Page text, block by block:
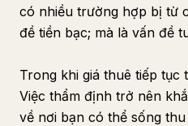
có nhiều trường hợp bị từ
đề tiền bạc; mà là vấn đề
Trong khi giá thuê tiếp tục
Việc thẩm định trở nên
về nơi bạn có thể sống thu